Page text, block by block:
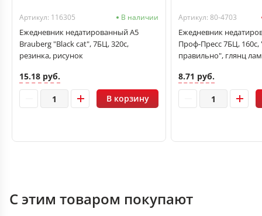
Артикул: 116305 В наличии
Ежедневник недатированный А5
Brauberg "Black cat", 7БЦ, 320с,
резинка, рисунок
15.18 руб.
В корзину
Артикул: 80-4703
Ежедневник
Проф-Пресс 7БЦ, 160с,
правильно", глянц лам
8.71 руб.
С этим товаром покупают